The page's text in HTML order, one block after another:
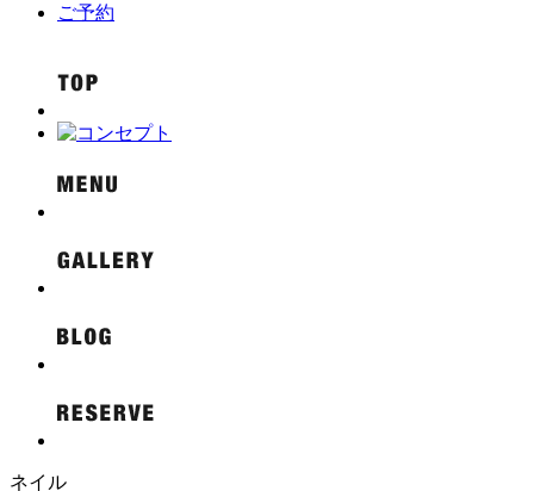
ご予約
ネイル